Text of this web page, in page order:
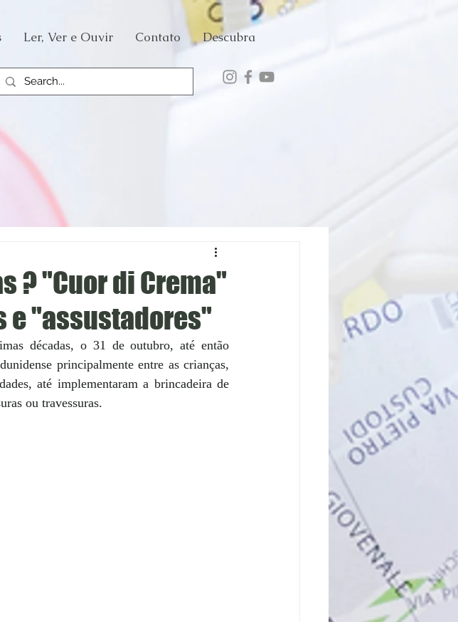
Ler, Ver e Ouvir Contato Descubra
? "Cuor di Crema"
e "assustadores"
décadas, o 31 de outubro, até então
principalmente entre as crianças,
ou travessuras.